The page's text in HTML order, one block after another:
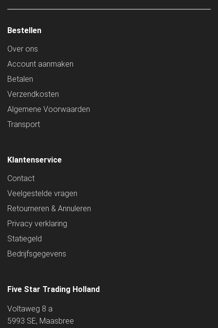
Bestellen
Over ons
Account aanmaken
Betalen
Verzendkosten
Algemene Voorwaarden
Transport
Klantenservice
Contact
Veelgestelde vragen
Retourneren & Annuleren
Privacy verklaring
Statiegeld
Bedrijfsgegevens
Five Star Trading Holland
Voltaweg 8 a
5993 SE, Maasbree